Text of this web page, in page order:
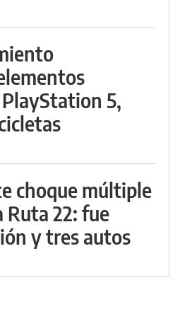
5,
choque múltiple
Ruta 22: fue
y tres autos